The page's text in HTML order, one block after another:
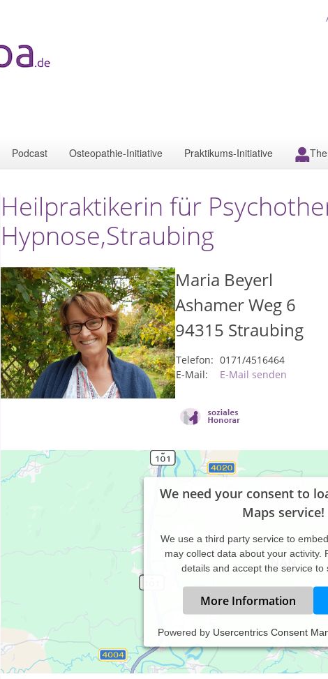
Podcast Osteopathie-Initiative Praktikums-Initiative
Heilpraktikerin für
Hypnose,Straubing
Maria Beyerl
Ashamer Weg 6
94315 Straubing
Telefon: 0171/4516464
E-Mail:
E-Mail senden
We need your consent to
Maps service!
We use a third party service to
may collect data about your activity.
details and accept the service to
More Information
Powered by Usercentrics Consent
In meiner Praxis biete ich Hilfe bei unterschiedlichen Problemlagen
-depressive Verstimmungen